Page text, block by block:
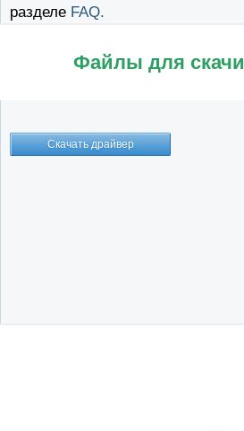
разделе FAQ.
Файлы для